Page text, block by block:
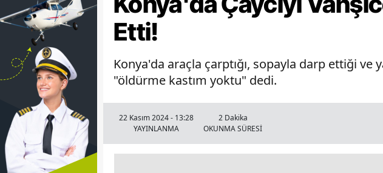
Etti!
Konya'da araçla çarptığı, sopayla darp ettiği ve
"öldürme kastım yoktu" dedi.
22 Kasım 2024 - 13:28
YAYINLANMA
2 Dakika
OKUNMA SÜRESİ